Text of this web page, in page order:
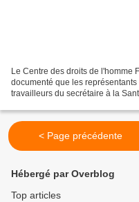
Le Centre des droits de l'homme
documenté que les
travailleurs du secrétaire à la
< Page précédente
Hébergé par Overblog
Top articles